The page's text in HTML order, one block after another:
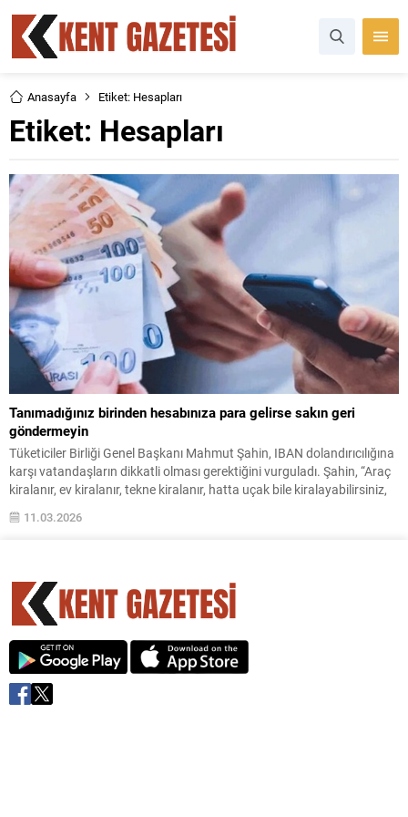
Anasayfa Etiket: Hesapları
Etiket: Hesapları
Tanımadığınız birinden hesabınıza para gelirse sakın geri
göndermeyin
Tüketiciler Birliği Genel Başkanı Mahmut Şahin, IBAN dolandırıcılığına
karşı vatandaşların dikkatli olması gerektiğini vurguladı. Şahin, “Araç
kiralanır, ev kiralanır, tekne kiralanır, hatta uçak bile kiralayabilirsiniz,
paylaşmıyorsak, IBAN’ımızı paylaşmak da yalnızca bir rakamı vermek
11.03.2026